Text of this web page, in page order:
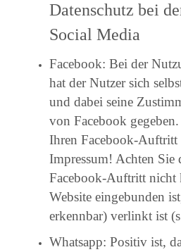
Datenschutz bei
Social Media
Facebook: Bei der
hat der Nutzer sich
und dabei seine
von Facebook
Ihren Facebook-Auftritt
Impressum! Achten Sie
Facebook-Auftritt nicht
Website eingebunden
erkennbar) verlinkt ist
Whatsapp: Positiv ist,